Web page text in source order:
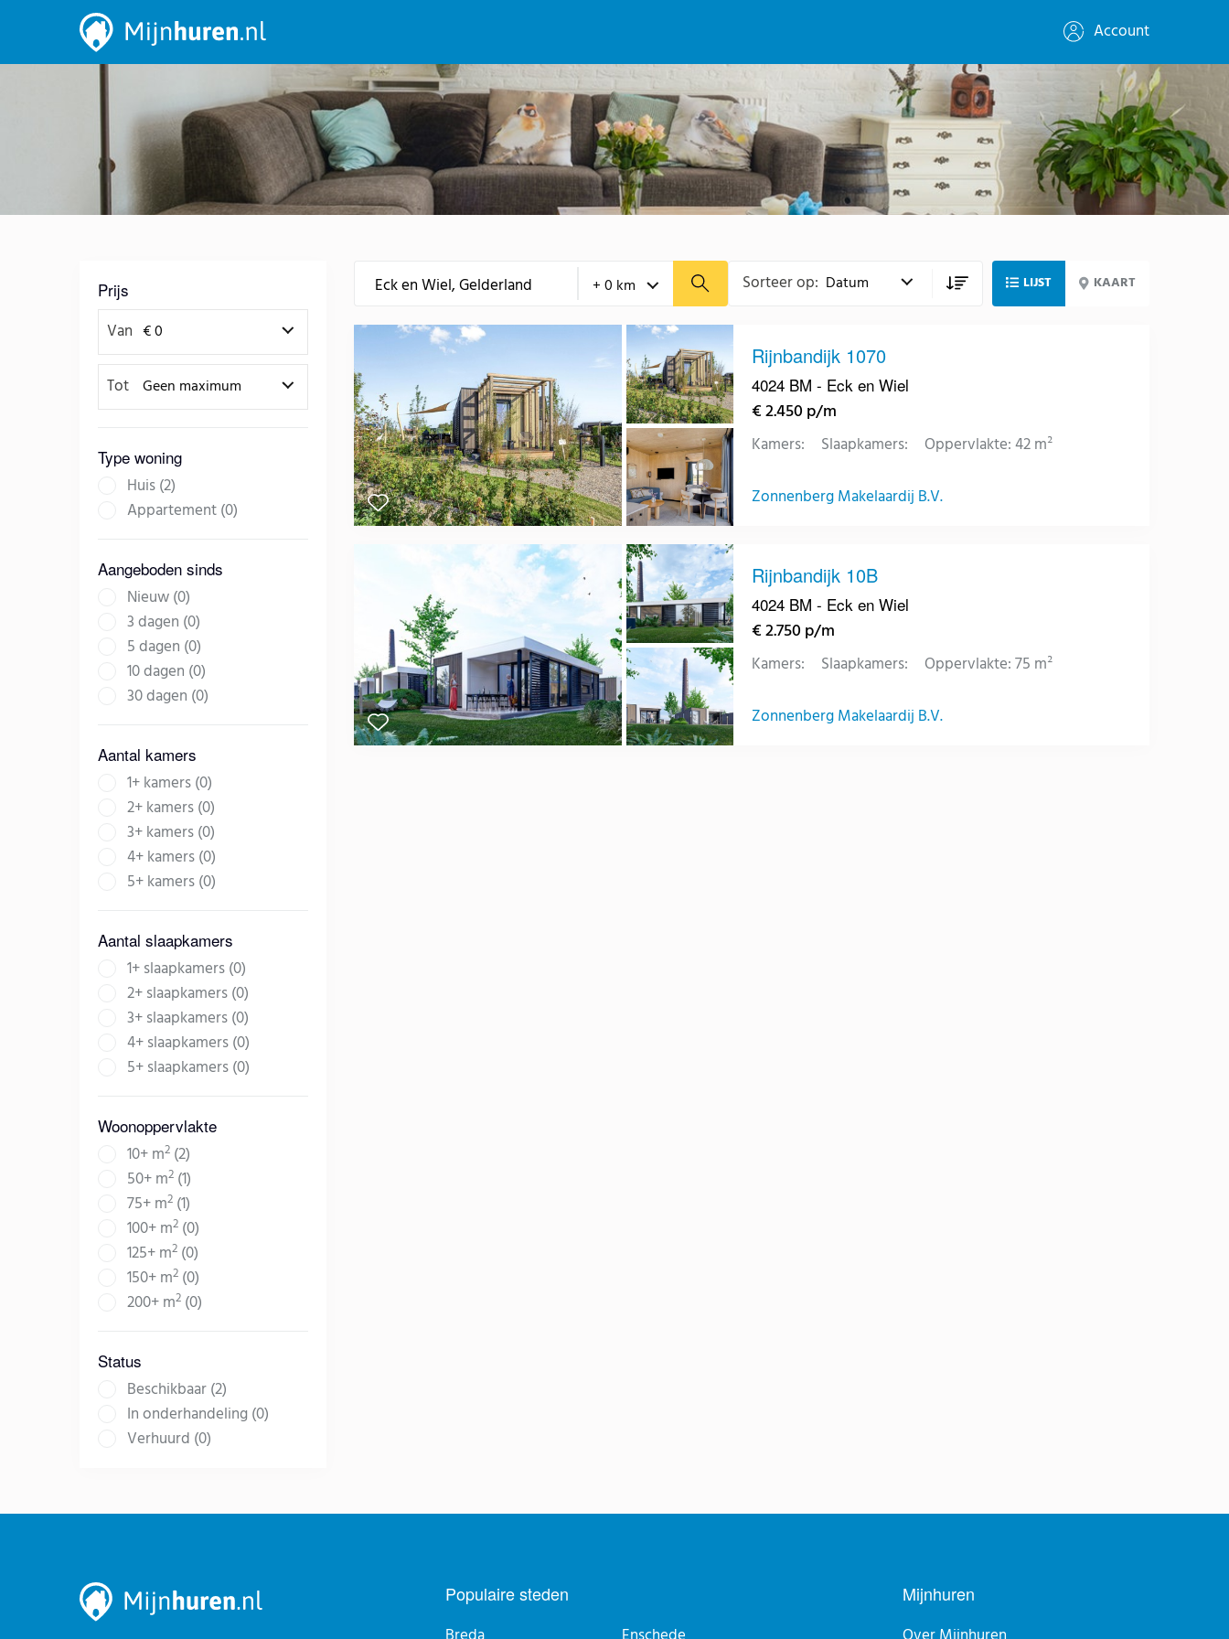
Account
Sorteer op: LIJST KAART
Prijs
Van
Tot
Type woning
Huis (2)
Appartement (0)
Aangeboden sinds
Nieuw (0)
3 dagen (0)
5 dagen (0)
10 dagen (0)
30 dagen (0)
Aantal kamers
1+ kamers (0)
2+ kamers (0)
3+ kamers (0)
4+ kamers (0)
5+ kamers (0)
Aantal slaapkamers
1+ slaapkamers (0)
2+ slaapkamers (0)
3+ slaapkamers (0)
4+ slaapkamers (0)
5+ slaapkamers (0)
Woonoppervlakte
10+ m2 (2)
50+ m2 (1)
75+ m2 (1)
100+ m2 (0)
125+ m2 (0)
150+ m2 (0)
200+ m2 (0)
Status
Beschikbaar (2)
In onderhandeling (0)
Verhuurd (0)
Rijnbandijk 1070
4024 BM - Eck en Wiel
€ 2.450 p/m
Kamers: Slaapkamers: Oppervlakte: 42 m²
Zonnenberg Makelaardij B.V.
Rijnbandijk 10B
4024 BM - Eck en Wiel
€ 2.750 p/m
Kamers: Slaapkamers: Oppervlakte: 75 m²
Zonnenberg Makelaardij B.V.
Populaire steden Mijnhuren